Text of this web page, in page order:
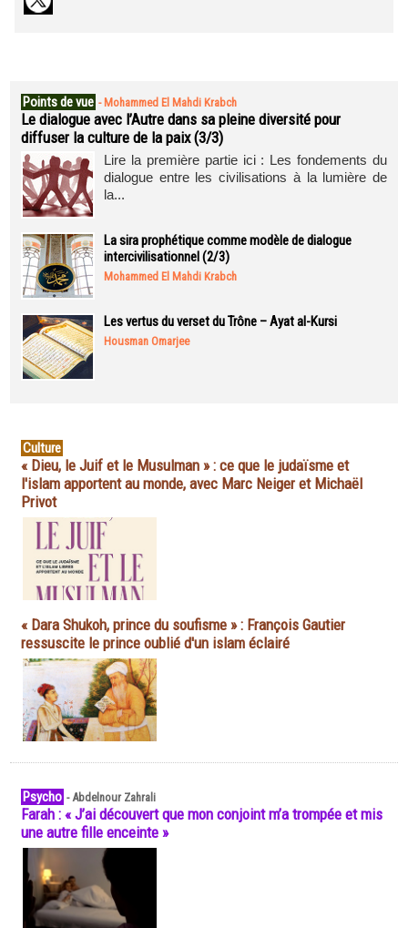
Points de vue - Mohammed El Mahdi Krabch
Le dialogue avec l’Autre dans sa pleine diversité pour
diffuser la culture de la paix (3/3)
Lire la première partie ici : Les fondements du
dialogue entre les civilisations à la lumière de
la...
La sira prophétique comme modèle de dialogue
intercivilisationnel (2/3)
Mohammed El Mahdi Krabch
Les vertus du verset du Trône – Ayat al-Kursi
Housman Omarjee
Culture
« Dieu, le Juif et le Musulman » : ce que le judaïsme et
l'islam apportent au monde, avec Marc Neiger et Michaël
Privot
« Dara Shukoh, prince du soufisme » : François Gautier
ressuscite le prince oublié d'un islam éclairé
Psycho -Abdelnour Zahrali
Farah : « J’ai découvert que mon conjoint m’a trompée et mis
une autre fille enceinte »